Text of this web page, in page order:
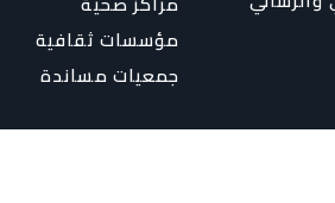
مؤسسات ثقافية
جمعيات مساندة